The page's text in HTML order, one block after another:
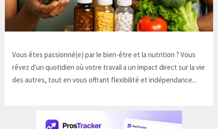
Vous êtes passionné(e) par le bien-être et la nutrition ? Vous
rêvez d'un quotidien où votre travail a un impact direct sur la vie
des autres, tout en vous offrant flexibilité et indépendance...